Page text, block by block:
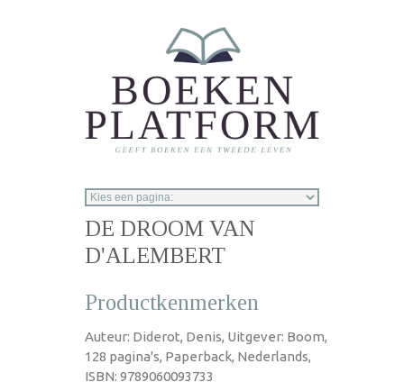
DE DROOM VAN
D'ALEMBERT
Productkenmerken
Auteur: Diderot, Denis, Uitgever: Boom,
128 pagina's, Paperback, Nederlands,
ISBN: 9789060093733